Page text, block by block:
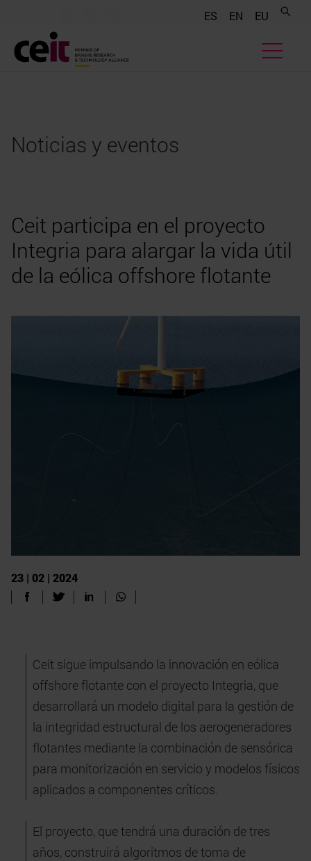
ES EN EU
Noticias y eventos
Ceit participa en el proyecto
Integria para alargar la vida útil
de la eólica offshore flotante
23 | 02 | 2024
Ceit sigue impulsando la innovación en eólica
offshore flotante con el proyecto Integria, que
desarrollará un modelo digital para la gestión de
la integridad estructural de los aerogeneradores
flotantes mediante la combinación de sensórica
para monitorización en servicio y modelos físicos
aplicados a componentes críticos.
El proyecto, que tendrá una duración de tres
años, construirá algoritmos de toma de